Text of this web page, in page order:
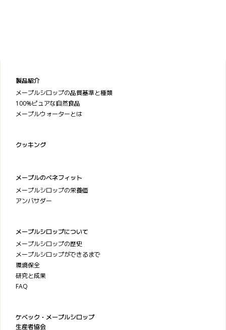
製品紹介
メープルシロップの品質基準と種類
100%ピュアな自然食品
メープルウォーターとは
クッキング
メープルのベネフィット
メープルシロップの栄養価
アンバサダー
メープルシロップについて
メープルシロップの歴史
メープルシロップができるまで
環境保全
研究と成果
FAQ
ケベック・メープルシロップ
生産者協会